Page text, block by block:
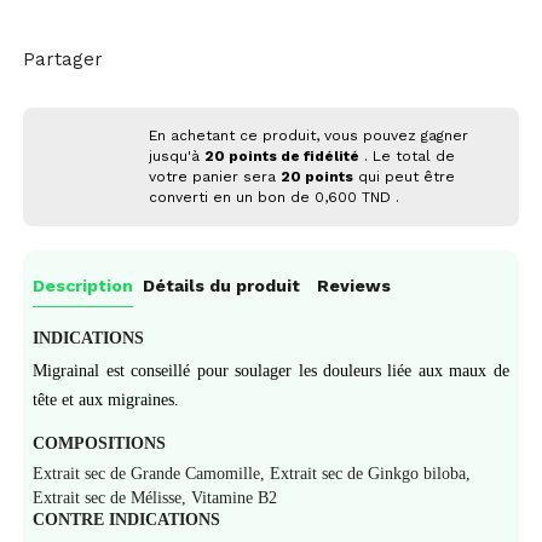
Partager
En achetant ce produit, vous pouvez gagner
jusqu'à 20 points de fidélité . Le total de
votre panier sera 20 points qui peut être
converti en un bon de 0,600 TND .
Description Détails du produit Reviews
INDICATIONS
Migrainal est conseillé pour soulager les douleurs liée aux maux de
tête et aux migraines.
COMPOSITIONS
Extrait sec de Grande Camomille, Extrait sec de Ginkgo biloba,
Extrait sec de Mélisse, Vitamine B2
CONTRE INDICATIONS